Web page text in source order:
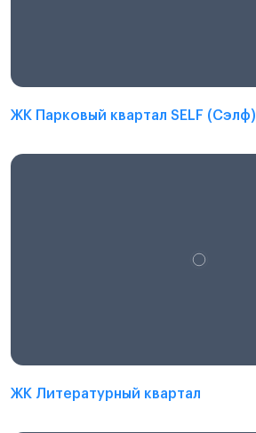
ЖК Парковый квартал SELF (Сэлф)
ЖК Литературный квартал